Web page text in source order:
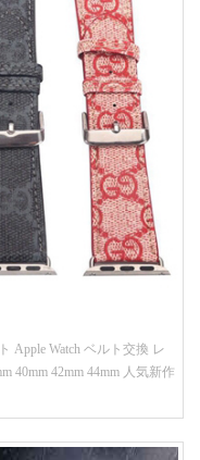
Apple Watch ベルト交換 レ
40mm 42mm 44mm 人気新作